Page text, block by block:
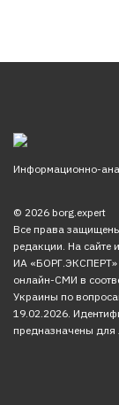
Информационно-
© 2026 borg.expert
Все права
редакции. На сайте
ИА «БОРГ.ЭКСПЕРТ»
онлайн-СМИ в
Украины по
19.02.2026.
предназначены для